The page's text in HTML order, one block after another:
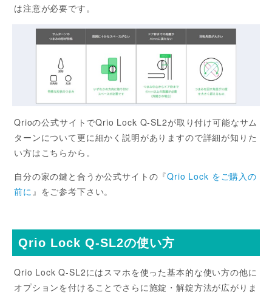
は注意が必要です。
Qrioの公式サイトでQrio Lock Q-SL2が取り付け可能なサム
ターンについて更に細かく説明がありますので詳細が知りた
い方はこちらから。
自分の家の鍵と合うか公式サイトの『Qrio Lock をご購入の
前に 』をご参考下さい。
Qrio Lock Q-SL2の使い方
Qrio Lock Q-SL2にはスマホを使った基本的な使い方の他に
オプションを付けることでさらに施錠・解錠方法が広がりま